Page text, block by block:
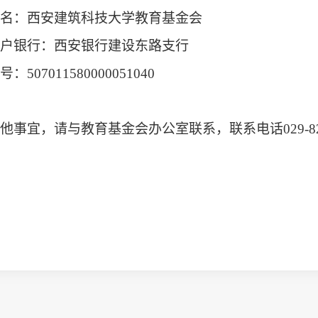
：西安建筑科技大学教育基金会
银行：西安银行建设东路支行
：507011580000051040
事宜，请与教育基金会办公室联系，联系电话029-